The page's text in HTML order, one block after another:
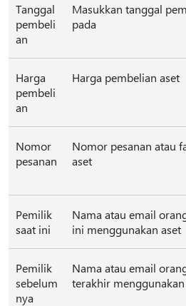
Tanggal
pembeli
an
Masukkan tanggal
pada
Harga
pembeli
an
Harga pembelian aset
Nomor
pesanan
Nomor pesanan atau
aset
Pemilik
saat ini
Nama atau email
ini menggunakan aset
Pemilik
sebelum
nya
Nama atau email
terakhir